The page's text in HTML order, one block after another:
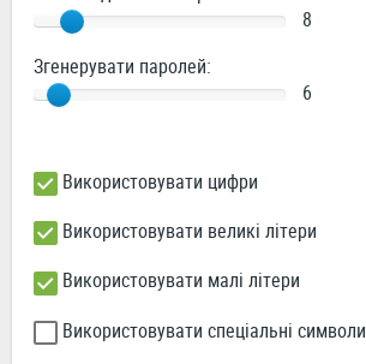
8
Згенерувати паролей:
6
Використовувати цифри
Використовувати великі літери
Використовувати малі літери
Використовувати спеціальні символи